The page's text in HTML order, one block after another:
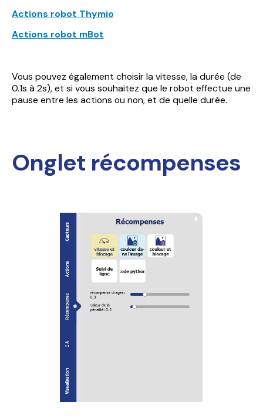
Actions robot Thymio
Actions robot mBot
Vous pouvez également choisir la vitesse, la durée (de
0.1s à 2s), et si vous souhaitez que le robot effectue une
pause entre les actions ou non, et de quelle durée.
Onglet récompenses